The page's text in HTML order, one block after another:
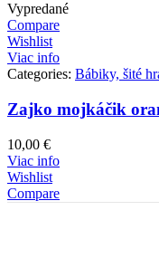
Vypredané
Compare
Wishlist
Viac info
Categories: Bábiky, šité
Zajko mojkáčik
10,00 €
Viac info
Wishlist
Compare